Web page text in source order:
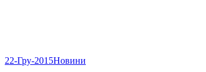
22-Гру-2015Новини